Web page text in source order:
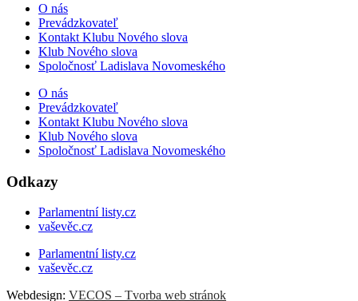
O nás
Prevádzkovateľ
Kontakt Klubu Nového slova
Klub Nového slova
Spoločnosť Ladislava Novomeského
O nás
Prevádzkovateľ
Kontakt Klubu Nového slova
Klub Nového slova
Spoločnosť Ladislava Novomeského
Odkazy
Parlamentní listy.cz
vaševěc.cz
Parlamentní listy.cz
vaševěc.cz
Webdesign: VECOS – Tvorba web stránok